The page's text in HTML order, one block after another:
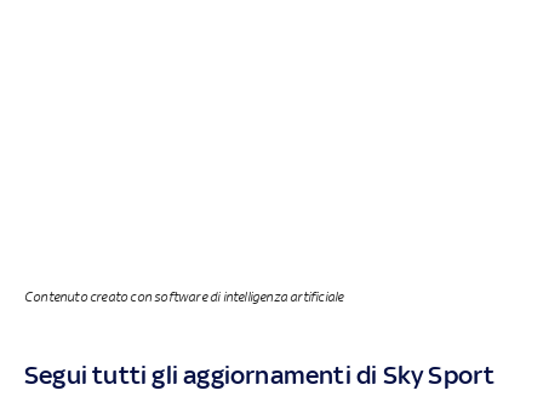
Contenuto creato con software di intelligenza artificiale
Segui tutti gli aggiornamenti di Sky Sport